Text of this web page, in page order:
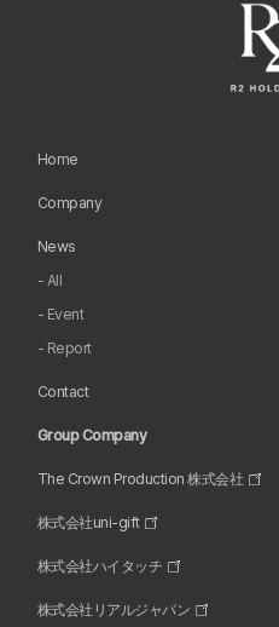
Home
Company
News
- All
- Event
- Report
Contact
Group Company
The Crown Production 株式会社
株式会社uni-gift
株式会社ハイタッチ
株式会社リアルジャパン